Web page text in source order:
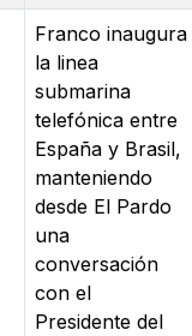
Franco inaugura
la linea
submarina
telefónica entre
España y Brasil,
manteniendo
desde El Pardo
una
conversación
con el
Presidente del